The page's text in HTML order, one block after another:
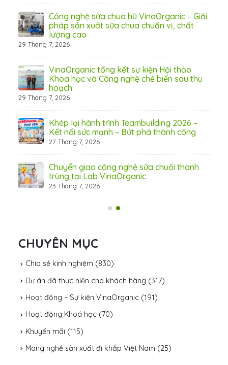
Công nghệ sữa chua hũ VinaOrganic – Giải
pháp sản xuất sữa chua chuẩn vị, chất
lượng cao
29 Tháng 7, 2026
VinaOrganic tổng kết sự kiện Hội thảo
Khoa học và Công nghệ chế biến sau thu
hoạch
29 Tháng 7, 2026
Khép lại hành trình Teambuilding 2026 –
Kết nối sức mạnh – Bứt phá thành công
27 Tháng 7, 2026
Chuyển giao công nghệ sữa chuối thanh
trùng tại Lab VinaOrganic
23 Tháng 7, 2026
CHUYÊN MỤC
Chia sẻ kinh nghiệm (830)
Dự án đã thực hiện cho khách hàng (317)
Hoạt động – Sự kiện VinaOrganic (191)
Hoạt động Khoá học (70)
Khuyến mãi (115)
Mang nghề sản xuất đi khắp Việt Nam (25)